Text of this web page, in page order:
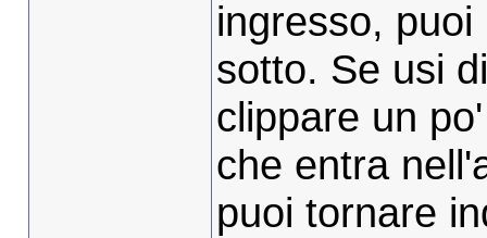
ingresso,
sotto. Se usi
clippare un
che entra
puoi tornare